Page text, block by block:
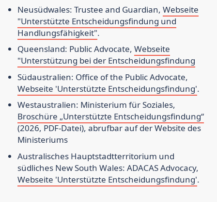
Neusüdwales: Trustee and Guardian, Webseite
"Unterstützte Entscheidungsfindung und
Handlungsfähigkeit".
Queensland: Public Advocate, Webseite
"Unterstützung bei der Entscheidungsfindung
Südaustralien: Office of the Public Advocate,
Webseite 'Unterstützte Entscheidungsfindung'.
Westaustralien: Ministerium für Soziales,
Broschüre „Unterstützte Entscheidungsfindung“
(2026, PDF-Datei), abrufbar auf der Website des
Ministeriums
Australisches Hauptstadtterritorium und
südliches New South Wales: ADACAS Advocacy,
Webseite 'Unterstützte Entscheidungsfindung'.